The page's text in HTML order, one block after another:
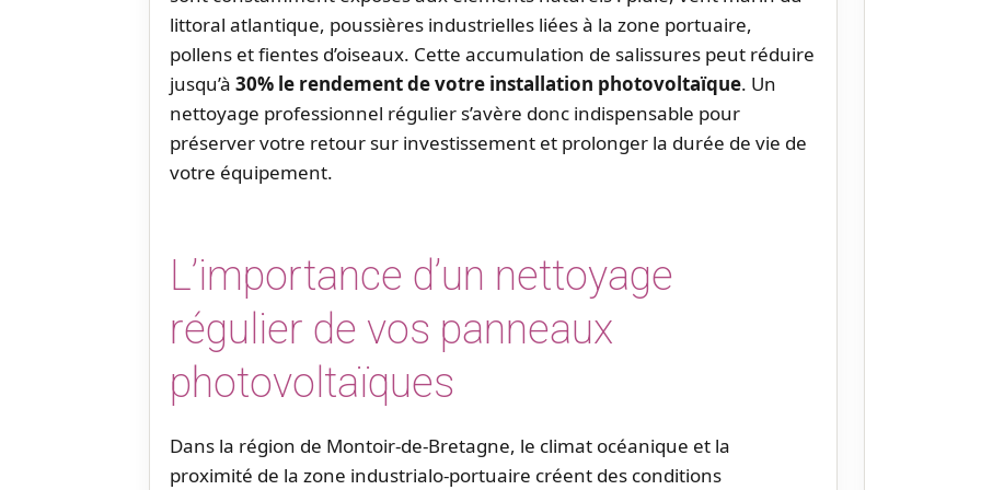
littoral atlantique, poussières industrielles liées à la zone portuaire,
pollens et fientes d’oiseaux. Cette accumulation de salissures peut réduire
jusqu’à 30% le rendement de votre installation photovoltaïque. Un
nettoyage professionnel régulier s’avère donc indispensable pour
préserver votre retour sur investissement et prolonger la durée de vie de
votre équipement.
L’importance d’un nettoyage
régulier de vos panneaux
photovoltaïques
Dans la région de Montoir-de-Bretagne, le climat océanique et la
proximité de la zone industrialo-portuaire créent des conditions